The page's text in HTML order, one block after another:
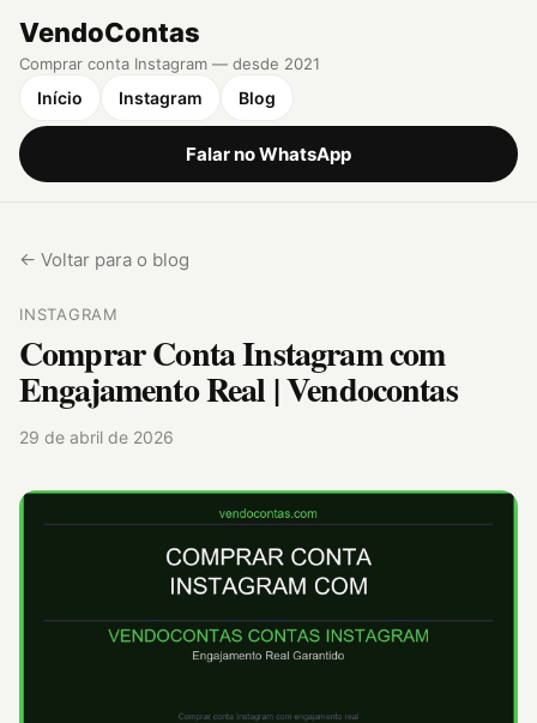
VendoContas
Comprar conta Instagram — desde 2021
Início Instagram Blog
Falar no WhatsApp
← Voltar para o blog
INSTAGRAM
Comprar Conta Instagram com
Engajamento Real | Vendocontas
29 de abril de 2026